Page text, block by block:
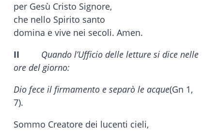
per Gesù Cristo Signore,
che nello Spirito santo
domina e vive nei secoli. Amen.
II
Quando l’Ufficio delle letture si dice nelle
ore del giorno:
Dio fece il firmamento e separò le acque(Gn 1,
7).
Sommo Creatore dei lucenti cieli,